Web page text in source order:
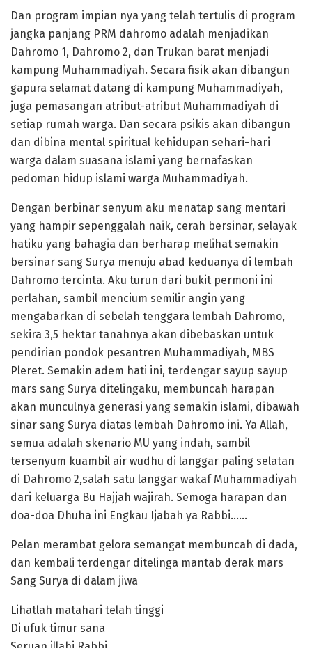
Dan program impian nya yang telah tertulis di program
jangka panjang PRM dahromo adalah menjadikan
Dahromo 1, Dahromo 2, dan Trukan barat menjadi
kampung Muhammadiyah. Secara fisik akan dibangun
gapura selamat datang di kampung Muhammadiyah,
juga pemasangan atribut-atribut Muhammadiyah di
setiap rumah warga. Dan secara psikis akan dibangun
dan dibina mental spiritual kehidupan sehari-hari
warga dalam suasana islami yang bernafaskan
pedoman hidup islami warga Muhammadiyah.
Dengan berbinar senyum aku menatap sang mentari
yang hampir sepenggalah naik, cerah bersinar, selayak
hatiku yang bahagia dan berharap melihat semakin
bersinar sang Surya menuju abad keduanya di lembah
Dahromo tercinta. Aku turun dari bukit permoni ini
perlahan, sambil mencium semilir angin yang
mengabarkan di sebelah tenggara lembah Dahromo,
sekira 3,5 hektar tanahnya akan dibebaskan untuk
pendirian pondok pesantren Muhammadiyah, MBS
Pleret. Semakin adem hati ini, terdengar sayup sayup
mars sang Surya ditelingaku, membuncah harapan
akan munculnya generasi yang semakin islami, dibawah
sinar sang Surya diatas lembah Dahromo ini. Ya Allah,
semua adalah skenario MU yang indah, sambil
tersenyum kuambil air wudhu di langgar paling selatan
di Dahromo 2,salah satu langgar wakaf Muhammadiyah
dari keluarga Bu Hajjah wajirah. Semoga harapan dan
doa-doa Dhuha ini Engkau Ijabah ya Rabbi……
Pelan merambat gelora semangat membuncah di dada,
dan kembali terdengar ditelinga mantab derak mars
Sang Surya di dalam jiwa
Lihatlah matahari telah tinggi
Di ufuk timur sana